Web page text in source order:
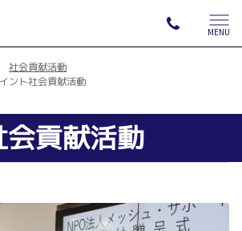
MENU
社会貢献活動
ント社会貢献活動
会貢献活動